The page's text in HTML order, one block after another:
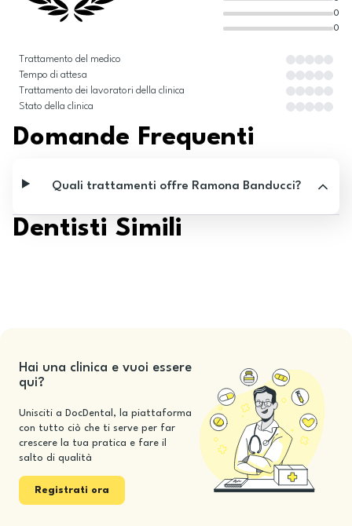
0
0
Trattamento del medico
Tempo di attesa
Trattamento dei lavoratori della clinica
Stato della clinica
Domande Frequenti
Quali trattamenti offre Ramona Banducci?
Dentisti Simili
Hai una clinica e vuoi essere
qui?
Unisciti a DocDental, la piattaforma
con tutto ciò che ti serve per far
crescere la tua pratica e fare il
salto di qualità
Registrati ora